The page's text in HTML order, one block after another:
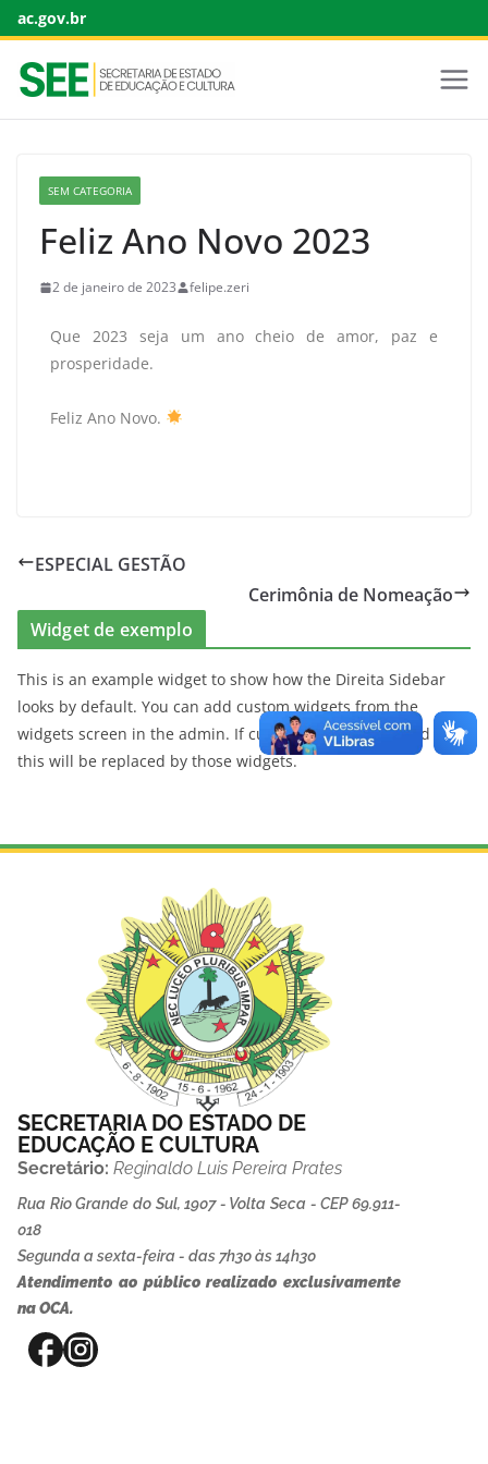
ac.gov.br
SEM CATEGORIA
Feliz Ano Novo 2023
2 de janeiro de 2023 felipe.zeri
Que 2023 seja um ano cheio de amor, paz e
prosperidade.
Feliz Ano Novo.
ESPECIAL GESTÃO
Cerimônia de Nomeação
Widget de exemplo
This is an example widget to show how the Direita Sidebar
looks by default. You can add custom widgets from the
widgets screen in the admin. If custom widgets is added than
this will be replaced by those widgets.
SECRETARIA DO ESTADO DE
EDUCAÇÃO E CULTURA
Secretário: Reginaldo Luis Pereira Prates
Rua Rio Grande do Sul, 1907 - Volta Seca - CEP 69.911-
018
Segunda a sexta-feira - das 7h30 às 14h30
Atendimento ao público realizado exclusivamente
na OCA.